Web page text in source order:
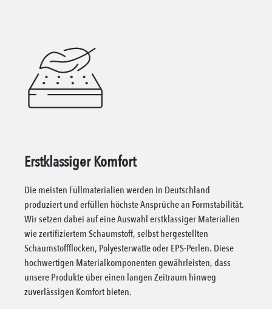
Erstklassiger Komfort
Die meisten Füllmaterialien werden in Deutschland
produziert und erfüllen höchste Ansprüche an Formstabilität.
Wir setzen dabei auf eine Auswahl erstklassiger Materialien
wie zertifiziertem Schaumstoff, selbst hergestellten
Schaumstoffflocken, Polyesterwatte oder EPS-Perlen. Diese
hochwertigen Materialkomponenten gewährleisten, dass
unsere Produkte über einen langen Zeitraum hinweg
zuverlässigen Komfort bieten.